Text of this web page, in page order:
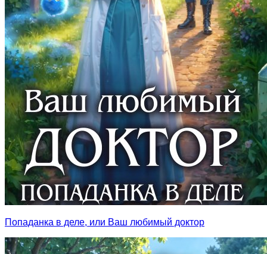
Попаданка в деле, или Ваш любимый доктор